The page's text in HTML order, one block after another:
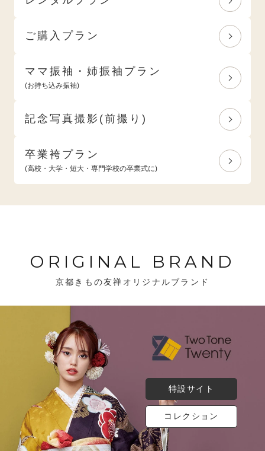
ご購入プラン
ママ振袖・姉振袖プラン
(お持ち込み振袖)
記念写真撮影(前撮り)
卒業袴プラン
(高校・大学・短大・専門学校の卒業式に)
ORIGINAL BRAND
京都きもの友禅オリジナルブランド
特設サイト
コレクション